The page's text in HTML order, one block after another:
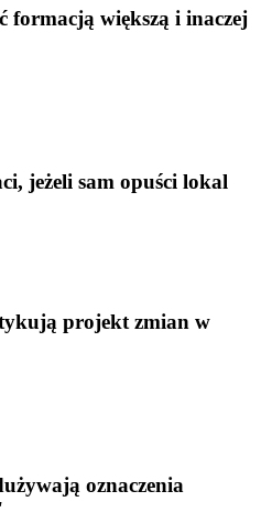
formacją większą i inaczej
jeżeli sam opuści lokal
projekt zmian w
oznaczenia